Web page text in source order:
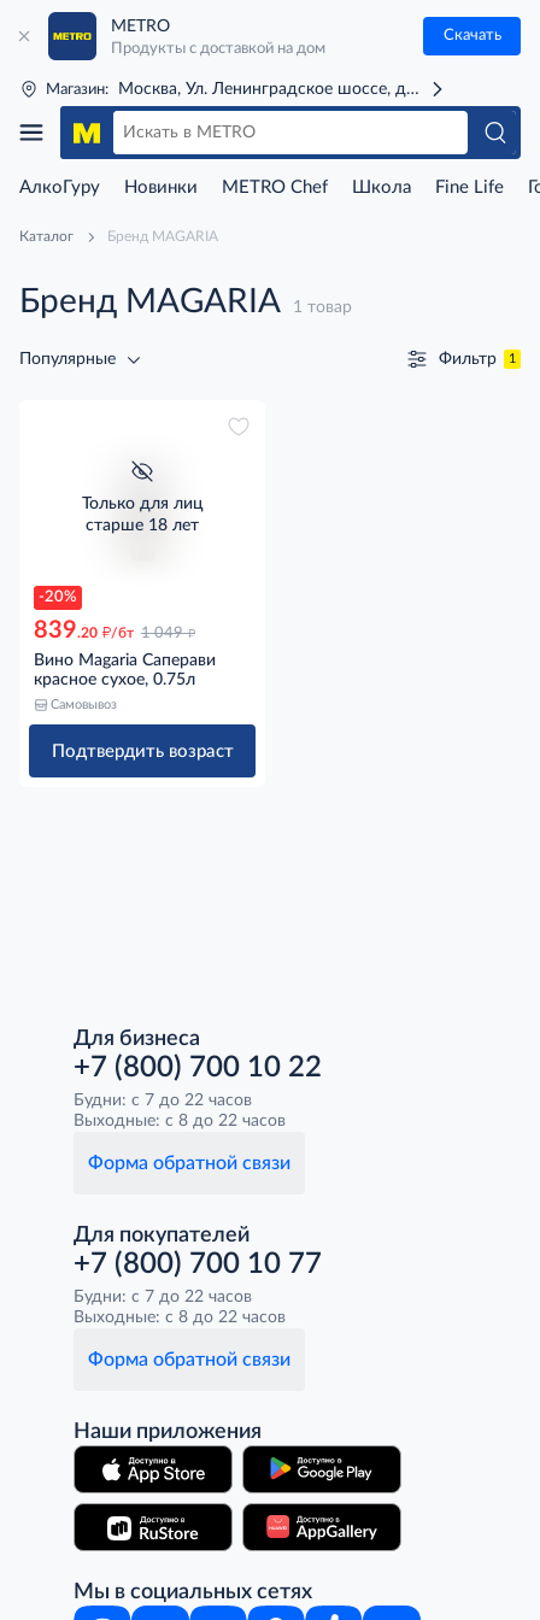
METRO
Продукты с доставкой на дом
Скачать
Магазин: Москва, Ул. Ленинградское шоссе, д. 71Г (м. Речной
АлкоГуру Новинки METRO Chef Школа Fine Life
Каталог Бренд MAGARIA
Бренд MAGARIA 1 товар
Популярные Фильтр 1
-20%
Только для лиц
старше 18 лет
839.20 д/бт 1 049 д
Вино Magaria Саперави
красное сухое, 0.75л
Самовывоз
Подтвердить возраст
Для бизнеса
+7 (800) 700 10 22
Будни: с 7 до 22 часов
Выходные: с 8 до 22 часов
Форма обратной связи
Для покупателей
+7 (800) 700 10 77
Будни: с 7 до 22 часов
Выходные: с 8 до 22 часов
Форма обратной связи
Наши приложения
Мы в социальных сетях